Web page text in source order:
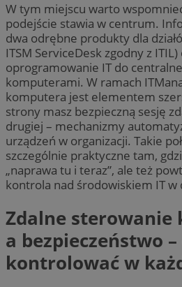
W tym miejscu warto
podejście stawia w centrum.
dwa odrębne produkty dla
ITSM ServiceDesk zgodny z
oprogramowanie IT do
komputerami. W ramach
komputera jest elementem
strony masz bezpieczną sesję
drugiej – mechanizmy
urządzeń w organizacji. Takie
szczególnie praktyczne tam,
„naprawa tu i teraz”, ale też
kontrola nad środowiskiem IT w
Zdalne sterowanie
a bezpieczeństwo
kontrolować w